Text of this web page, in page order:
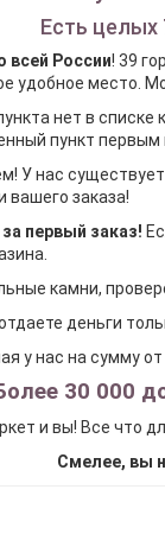
Есть целых
всей России! 39
удобное место.
нет в
пункт первым
У нас
вашего заказа!
первый заказ!
камни,
деньги
у нас на сумму
30 000
и вы! Все что
Смелее, вы